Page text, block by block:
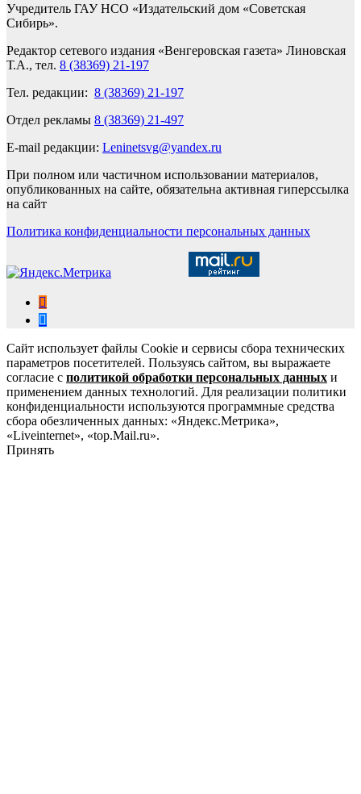
Учредитель ГАУ НСО «Издательский дом «Советская
Сибирь».
Редактор сетевого издания «Венгеровская газета» Линовская
Т.А., тел. 8 (38369) 21-197
Тел. редакции: 8 (38369) 21-197
Отдел рекламы 8 (38369) 21-497
E-mail редакции: Leninetsvg@yandex.ru
При полном или частичном использовании материалов,
опубликованных на сайте, обязательна активная гиперссылка
на сайт
Политика конфиденциальности персональных данных
Сайт использует файлы Cookie и сервисы сбора технических
параметров посетителей. Пользуясь сайтом, вы выражаете
согласие с политикой обработки персональных данных и
применением данных технологий. Для реализации политики
конфиденциальности используются программные средства
сбора обезличенных данных: «Яндекс.Метрика»,
«Liveinternet», «top.Mail.ru».
Принять